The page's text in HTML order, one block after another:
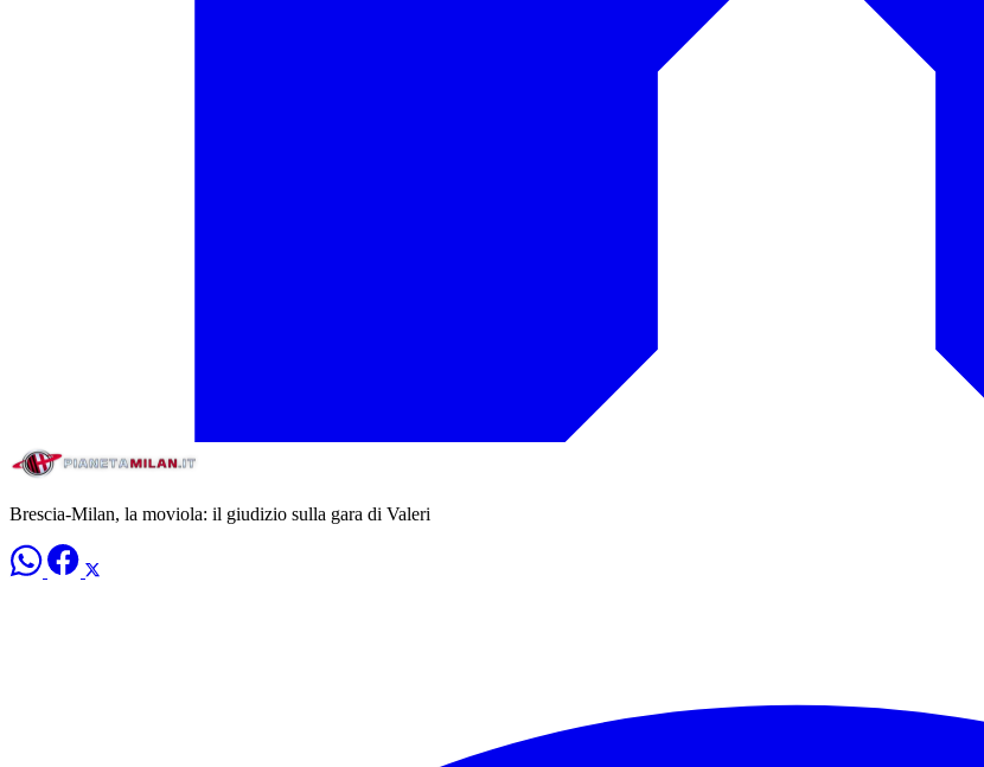
Brescia-Milan, la moviola: il giudizio sulla gara di Valeri